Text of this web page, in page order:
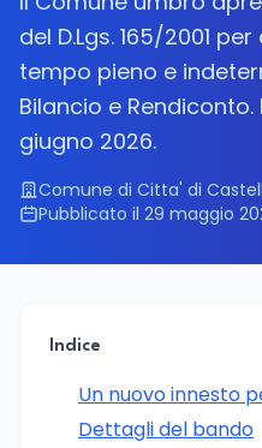
del D.Lgs. 165/2001
tempo pieno e
Bilancio e
giugno 2026.
Comune di Citta' di
Pubblicato il 29 maggio
Indice
Un nuovo innesto
Dettagli del bando